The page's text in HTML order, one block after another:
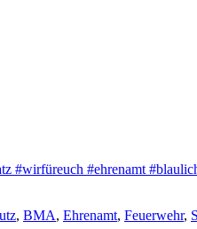
#wirfüreuch #ehrenamt
, BMA, Ehrenamt, Feuerwehr,